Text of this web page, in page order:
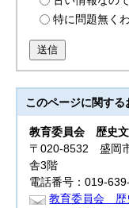
特に問題無く
送信
このページに関する
教育委員会 歴史
〒020-8532 盛岡
舎3階
電話番号：019-
教育委員会 歴